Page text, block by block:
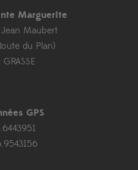
Marguerite
Maubert
du Plan)
GPS